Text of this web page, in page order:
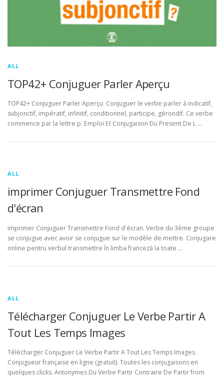
ALL
TOP42+ Conjuguer Parler Aperçu
TOP42+ Conjuguer Parler Aperçu. Conjuguer le verbe parler à indicatif,
subjonctif, impératif, infinitif, conditionnel, participe, gérondif. Ce verbe
commence par la lettre p. Emploi Et Conjugaison Du Present De L …
ALL
imprimer Conjuguer Transmettre Fond
d'écran
imprimer Conjuguer Transmettre Fond d'écran. Verbe du 3ème groupe
se conjugue avec avoir se conjugue sur le modèle de mettre. Conjugare
online pentru verbul transmettre în limba franceză la toate …
ALL
Télécharger Conjuguer Le Verbe Partir A
Tout Les Temps Images
Télécharger Conjuguer Le Verbe Partir A Tout Les Temps Images.
Conjugueur française en ligne (gratuit). Toutes les conjugaisons en
quelques clicks. Antonymes Du Verbe Partir Contraire De Partir from